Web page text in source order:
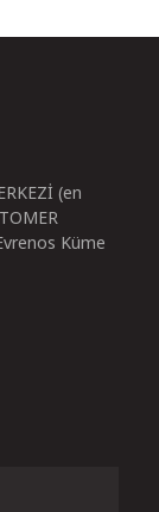
(en
Küme